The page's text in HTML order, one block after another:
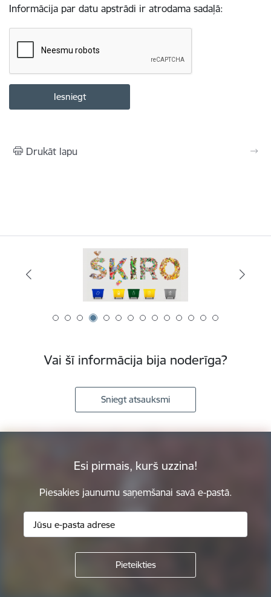
Informācija par datu apstrādi ir atrodama sadaļā:
Drukāt lapu
Vai šī informācija bija noderīga?
Sniegt atsauksmi
Esi pirmais, kurš uzzina!
Piesakies jaunumu saņemšanai savā e-pastā.